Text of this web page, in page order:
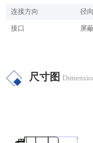
连接方向 径向
接口 屏
尺寸图